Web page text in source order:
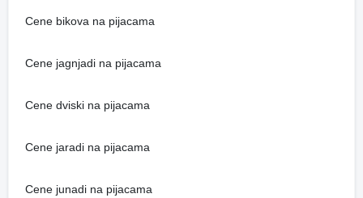
Cene bikova na pijacama
Cene jagnjadi na pijacama
Cene dviski na pijacama
Cene jaradi na pijacama
Cene junadi na pijacama